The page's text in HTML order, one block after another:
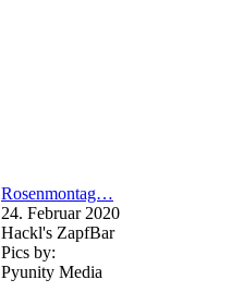
Rosenmontag…
24. Februar 2020
Hackl's ZapfBar
Pics by:
Pyunity Media